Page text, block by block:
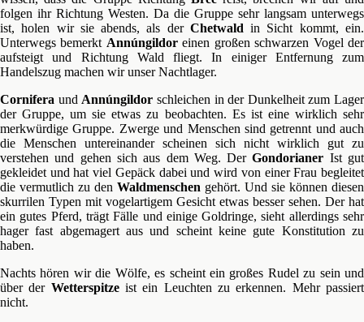
folgen ihr Richtung Westen. Da die Gruppe sehr langsam unterwegs
ist, holen wir sie abends, als der Chetwald in Sicht kommt, ein.
Unterwegs bemerkt Annúngildoreinen großen schwarzen Vogel der
aufsteigt und Richtung Wald fliegt. In einiger Entfernung zum
Handelszug machen wir unser Nachtlager.
Cornifera und Annúngildor schleichen in der Dunkelheit zum Lager
der Gruppe, um sie etwas zu beobachten. Es ist eine wirklich sehr
merkwürdige Gruppe. Zwerge und Menschen sind getrennt und auch
die Menschen untereinander scheinen sich nicht wirklich gut zu
verstehen und gehen sich aus dem Weg. DerGondorianer Ist gut
gekleidet und hat viel Gepäck dabei und wird von einer Frau begleitet
die vermutlich zu den Waldmenschen gehört. Und sie können diesen
skurrilen Typen mit vogelartigem Gesicht etwas besser sehen. Der hat
ein gutes Pferd, trägt Fälle und einige Goldringe, sieht allerdings sehr
hager fast abgemagert aus und scheint keine gute Konstitution zu
haben.
Nachts hören wir die Wölfe, es scheint ein großes Rudel zu sein und
über der Wetterspitzeist ein Leuchten zu erkennen. Mehr passiert
nicht.